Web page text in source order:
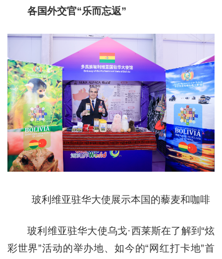
各国外交官“乐而忘返”
玻利维亚驻华大使展示本国的藜麦和咖啡
玻利维亚驻华大使乌戈·西莱斯在了解到“炫
彩世界”活动的举办地、如今的“网红打卡地”首